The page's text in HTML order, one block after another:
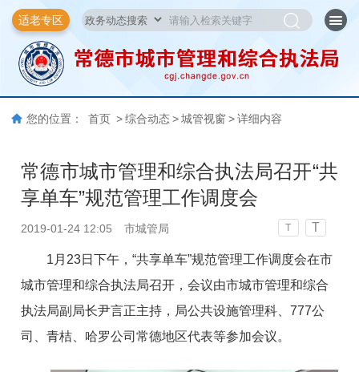
适老专区
您的位置： 首页 > 综合动态 > 城管视窗 > 详细内容
常德市城市管理和综合执法局召开“共
享单车”规范管理工作调度会
2019-01-24 12:05 市城管局 T T
1月23日下午，“共享单车”规范管理工作调度会在市
城市管理和综合执法局召开，会议由市城市管理和综合
执法局副局长尹言正主持，局公共设施管理科、777公
司、青桔、哈罗公司常德地区代表等参加会议。